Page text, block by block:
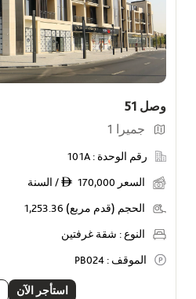
وصل 51
جميرا 1
رقم الوحدة : 101A
السعر ê 170,000 / السنة
الحجم (قدم مربع) 1,253.36
النوع : شقة غرفتين
الموقف : PB024
استأجر الآن